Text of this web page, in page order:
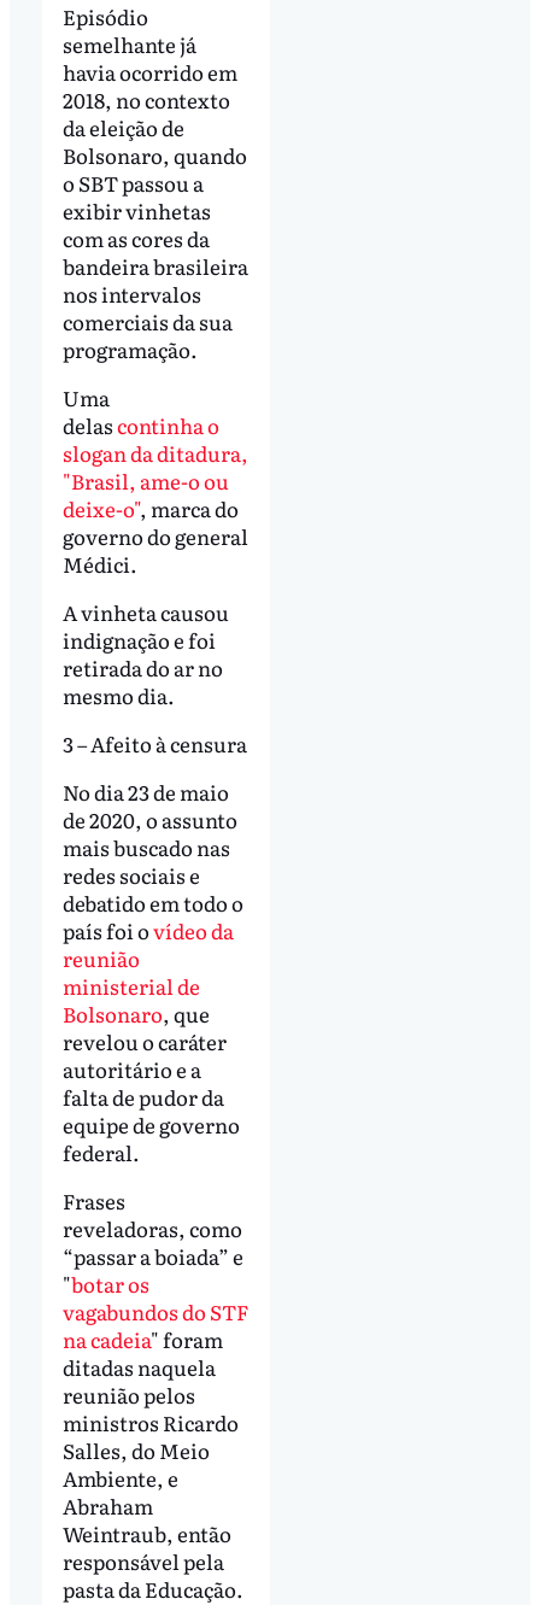
Episódio
semelhante já
havia ocorrido em
2018, no contexto
da eleição de
Bolsonaro, quando
o SBT passou a
exibir vinhetas
com as cores da
bandeira brasileira
nos intervalos
comerciais da sua
programação.
Uma
delascontinha o
slogan da ditadura,
"Brasil, ame-o ou
deixe-o", marca do
governo do general
Médici.
A vinheta causou
indignação e foi
retirada do ar no
mesmo dia.
3 – Afeito à censura
No dia 23 de maio
de 2020, o assunto
mais buscado nas
redes sociais e
debatido em todo o
país foi ovídeo da
reunião
ministerial de
Bolsonaro, que
revelou o caráter
autoritário e a
falta de pudor da
equipe de governo
federal.
Frases
reveladoras, como
“passar a boiada” e
"botar os
vagabundos do STF
na cadeia" foram
ditadas naquela
reunião pelos
ministros Ricardo
Salles, do Meio
Ambiente, e
Abraham
Weintraub, então
responsável pela
pasta da Educação.